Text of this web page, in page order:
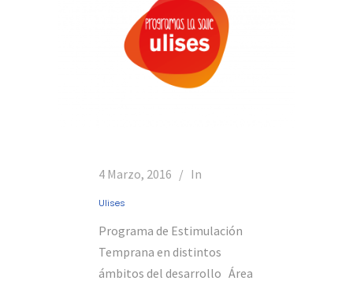
4 Marzo, 2016 In
Ulises
Programa de Estimulación
Temprana en distintos
ámbitos del desarrollo Área